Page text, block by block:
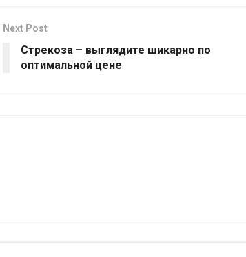
Next Post
Cтрекоза – выглядите шикарно по
оптимальной цене